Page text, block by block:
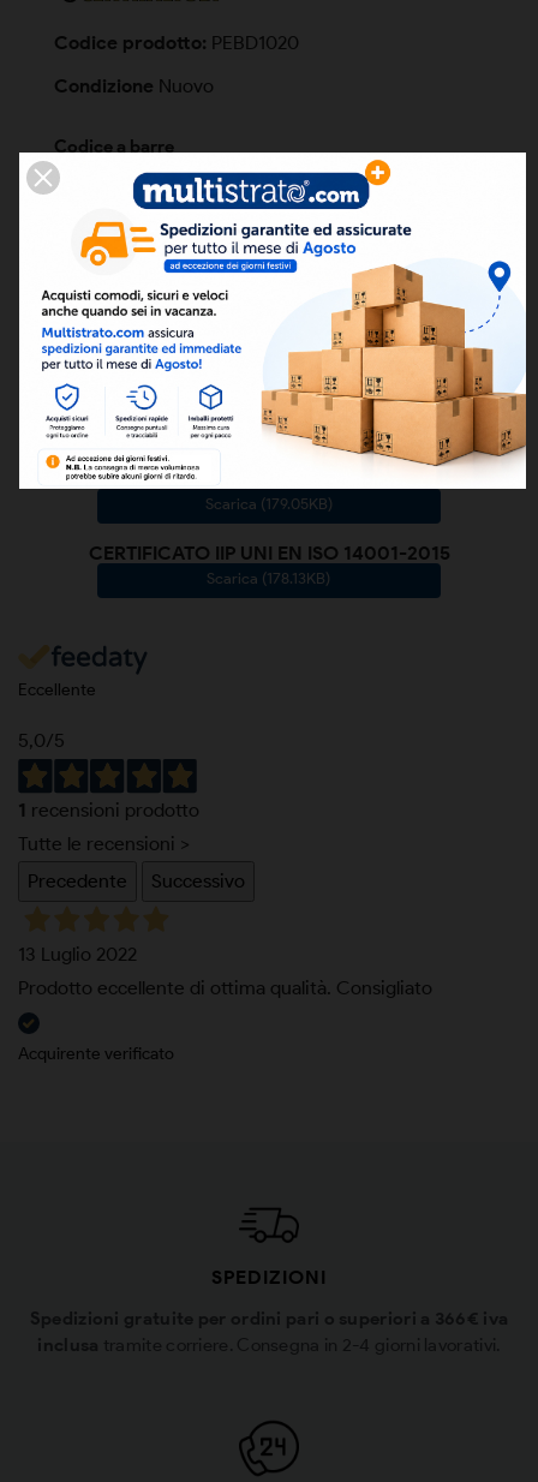
Codice prodotto: PEBD1020
Condizione Nuovo
Codice a barre
8050000047507
FILES ALLEGATI
LISTINO CENTRALTUBI
Scarica (8MB)
CERTIFICATO IIP UNI ISO 45001-2018
Scarica (484.19KB)
CERTIFICATO IIP UNI EN ISO 9001-2015
Scarica (179.05KB)
CERTIFICATO IIP UNI EN ISO 14001-2015
Scarica (178.13KB)
Eccellente
5,0/5
1 recensioni prodotto
Tutte le recensioni >
Precedente
Successivo
13 Luglio 2022
Prodotto eccellente di ottima qualità. Consigliato
Acquirente verificato
SPEDIZIONI
Spedizioni gratuite per ordini pari o superiori a 366€ iva
inclusa tramite corriere. Consegna in 2-4 giorni lavorativi.